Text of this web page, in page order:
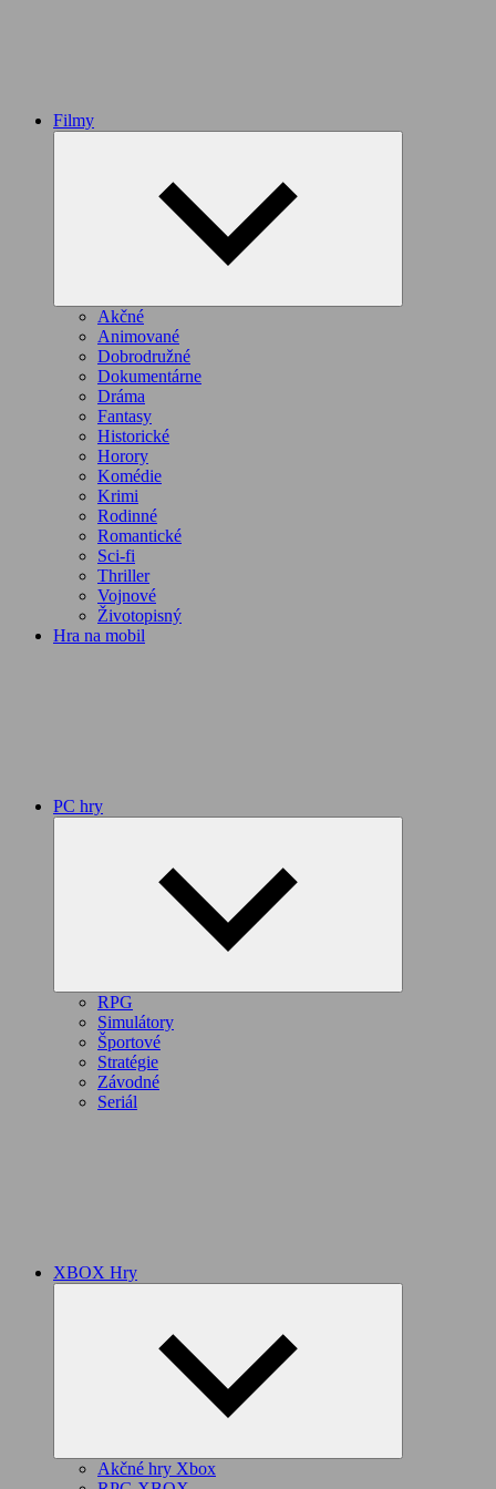
Filmy
Akčné
Animované
Dobrodružné
Dokumentárne
Dráma
Fantasy
Historické
Horory
Komédie
Krimi
Rodinné
Romantické
Sci-fi
Thriller
Vojnové
Životopisný
Hra na mobil
PC hry
RPG
Simulátory
Športové
Stratégie
Závodné
Seriál
XBOX Hry
Akčné hry Xbox